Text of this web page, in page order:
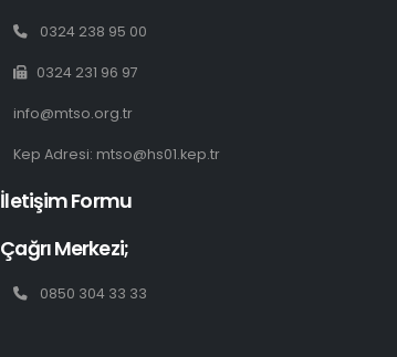
0324 238 95 00
0324 231 96 97
info@mtso.org.tr
Kep Adresi: mtso@hs01.kep.tr
İletişim Formu
Çağrı Merkezi;
0850 304 33 33